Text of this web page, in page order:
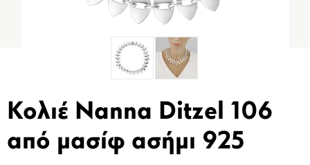
Κολιέ Nanna Ditzel 106
από μασίφ ασήμι 925